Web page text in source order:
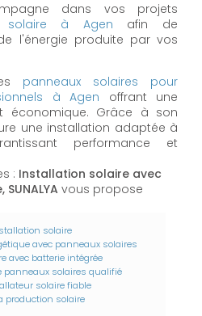
dans vos projets
solaire à Agen afin de
l'énergie produite par vos
panneaux solaires pour
à Agen offrant une
économique. Grâce à son
une installation adaptée à
performance et
: Installation solaire avec
vous propose
solaire
avec panneaux solaires
avec batterie intégrée
solaires qualifié
solaire fiable
production solaire